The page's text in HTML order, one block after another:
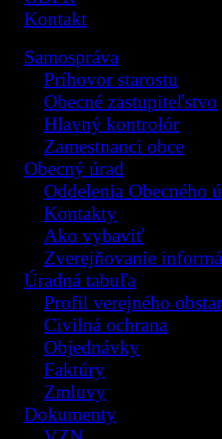
Kontakt
Samospráva
Príhovor starostu
Obecné zastupiteľstvo
Hlavný kontrolór
Zamestnanci obce
Obecný úrad
Oddelenia Obecného
Kontakty
Ako vybaviť
Zverejňovanie
Úradná tabuľa
Profil verejného
Civilná ochrana
Objednávky
Faktúry
Zmluvy
Dokumenty